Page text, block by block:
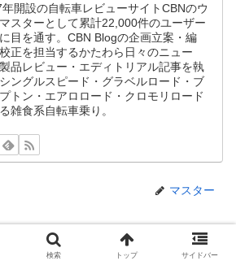
開設の自転車レビューサイトCBNのウ
スターとして累計22,000件のユーザー
目を通す。CBN Blogの企画立案・編
正を担当するかたわら日々のニュー
品レビュー・エディトリアル記事を執
ングルスピード・グラベルロード・ブ
トン・エアロロード・クロモリロード
雑食系自転車乗り。
マスター
たい関連記事
検索 トップ サイドバー